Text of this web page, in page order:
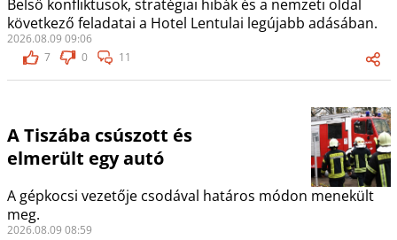
Belső konfliktusok, stratégiai hibák és a nemzeti oldal
következő feladatai a Hotel Lentulai legújabb adásában.
2026.08.09 09:06
7
0 11
A Tiszába csúszott és
elmerült egy autó
A gépkocsi vezetője csodával határos módon menekült
meg.
2026.08.09 08:59